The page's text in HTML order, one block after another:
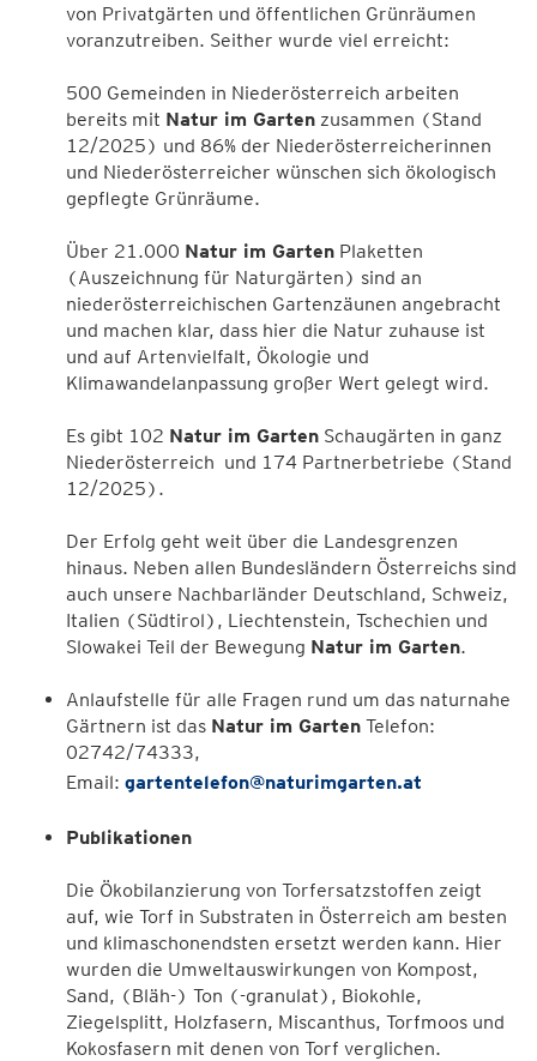
von Privatgärten und öffentlichen Grünräumen
voranzutreiben. Seither wurde viel erreicht:
500 Gemeinden in Niederösterreich arbeiten
bereits mit Natur im Garten zusammen (Stand
12/2025) und 86% der Niederösterreicherinnen
und Niederösterreicher wünschen sich ökologisch
gepflegte Grünräume.
Über 21.000 Natur im Garten Plaketten
(Auszeichnung für Naturgärten) sind an
niederösterreichischen Gartenzäunen angebracht
und machen klar, dass hier die Natur zuhause ist
und auf Artenvielfalt, Ökologie und
Klimawandelanpassung großer Wert gelegt wird.
Es gibt 102 Natur im Garten Schaugärten in ganz
Niederösterreich und 174 Partnerbetriebe (Stand
12/2025).
Der Erfolg geht weit über die Landesgrenzen
hinaus. Neben allen Bundesländern Österreichs sind
auch unsere Nachbarländer Deutschland, Schweiz,
Italien (Südtirol), Liechtenstein, Tschechien und
Slowakei Teil der Bewegung Natur im Garten.
Anlaufstelle für alle Fragen rund um das naturnahe
Gärtnern ist das Natur im Garten Telefon:
02742/74333,
Email: gartentelefon@naturimgarten.at
Publikationen
Die Ökobilanzierung von Torfersatzstoffen zeigt
auf, wie Torf in Substraten in Österreich am besten
und klimaschonendsten ersetzt werden kann. Hier
wurden die Umweltauswirkungen von Kompost,
Sand, (Bläh-) Ton (-granulat), Biokohle,
Ziegelsplitt, Holzfasern, Miscanthus, Torfmoos und
Kokosfasern mit denen von Torf verglichen.